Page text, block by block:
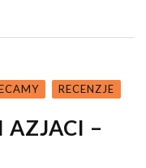
RECENZJE
AZJACI –